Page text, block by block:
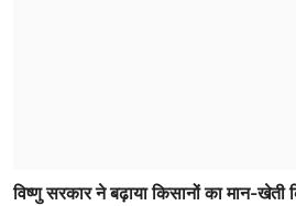
विष्णु सरकार ने बढ़ाया किसानों का मान-खेती